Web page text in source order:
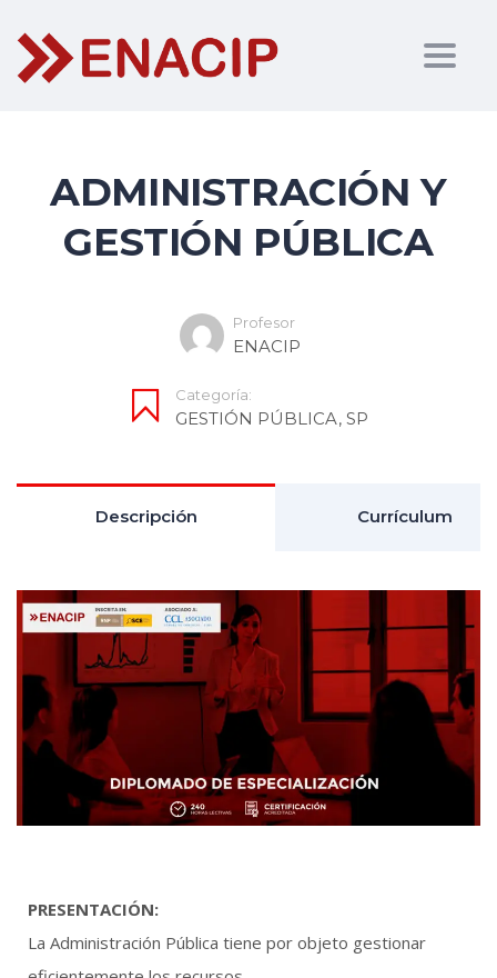
ADMINISTRACIÓN Y
GESTIÓN PÚBLICA
Profesor
ENACIP
Categoría:
GESTIÓN PÚBLICA, SP
Descripción Currículum
PRESENTACIÓN:
La Administración Pública tiene por objeto gestionar